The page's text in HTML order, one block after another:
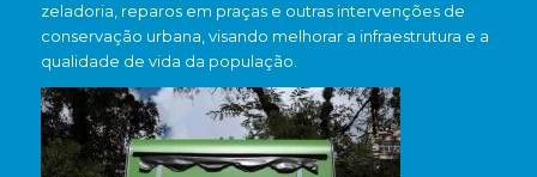
zeladoria, reparos em praças e outras intervenções de
conservação urbana, visando melhorar a infraestrutura e a
qualidade de vida da população.